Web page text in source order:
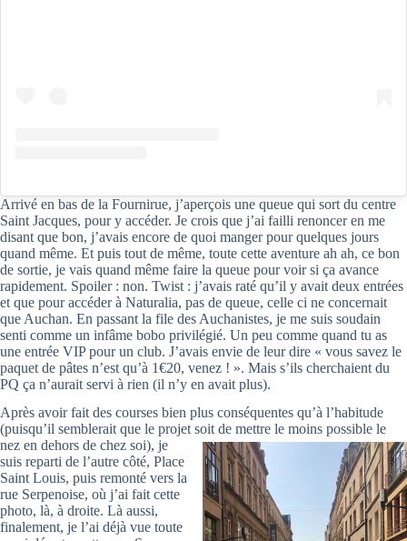
Arrivé en bas de la Fournirue, j’aperçois une queue qui sort du centre
Saint Jacques, pour y accéder. Je crois que j’ai failli renoncer en me
disant que bon, j’avais encore de quoi manger pour quelques jours
quand même. Et puis tout de même, toute cette aventure ah ah, ce bon
de sortie, je vais quand même faire la queue pour voir si ça avance
rapidement. Spoiler : non. Twist : j’avais raté qu’il y avait deux entrées
et que pour accéder à Naturalia, pas de queue, celle ci ne concernait
que Auchan. En passant la file des Auchanistes, je me suis soudain
senti comme un infâme bobo privilégié. Un peu comme quand tu as
une entrée VIP pour un club. J’avais envie de leur dire « vous savez le
paquet de pâtes n’est qu’à 1€20, venez ! ». Mais s’ils cherchaient du
PQ ça n’aurait servi à rien (il n’y en avait plus).
Après avoir fait des courses bien plus conséquentes qu’à l’habitude
(puisqu’il semblerait que le projet soit de mettre le moins possible le
nez en dehors de chez soi), je
suis reparti de l’autre côté, Place
Saint Louis, puis remonté vers la
rue Serpenoise, où j’ai fait cette
photo, là, à droite. Là aussi,
finalement, je l’ai déjà vue toute